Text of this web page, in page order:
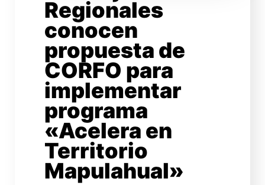
Regionales
conocen
propuesta de
CORFO para
implementar
programa
«Acelera en
Territorio
Mapulahual»